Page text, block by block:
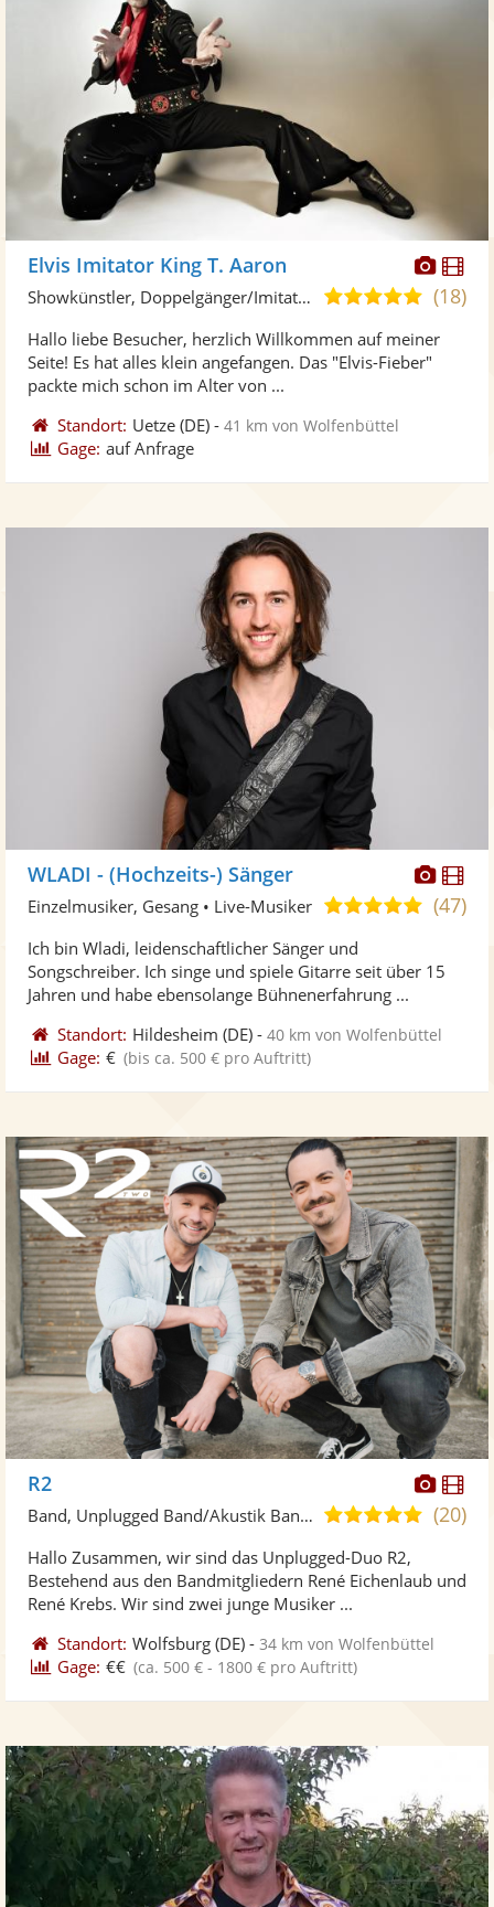
Fotos
Elvis Imitator King T. Aaron
5,0
5
(18)
Showkünstler, Doppelgänger/Imitator • Live-Musiker
Hallo liebe Besucher, herzlich Willkommen auf meiner
Seite! Es hat alles klein angefangen. Das "Elvis-Fieber"
packte mich schon im Alter von ...
Standort: Uetze (DE) -41 km von Wolfenbüttel
Gage: auf Anfrage
WLADI - (Hochzeits-) Sänger
5,0(47)
Einzelmusiker, Gesang • Live-Musiker
Ich bin Wladi, leidenschaftlicher Sänger und
Songschreiber. Ich singe und spiele Gitarre seit über 15
Jahren und habe ebensolange Bühnenerfahrung ...
Standort: Hildesheim (DE) -40 km von Wolfenbüttel
Gage: € (bis ca. 500 € pro Auftritt)
R2
5,0
5
(20)
Band, Unplugged Band/Akustik Band • Live-Musiker
Hallo Zusammen, wir sind das Unplugged-Duo R2,
Bestehend aus den Bandmitgliedern René Eichenlaub und
René Krebs. Wir sind zwei junge Musiker ...
Standort: Wolfsburg (DE) -34 km von Wolfenbüttel
Gage: €€ (ca. 500 € - 1800 € pro Auftritt)